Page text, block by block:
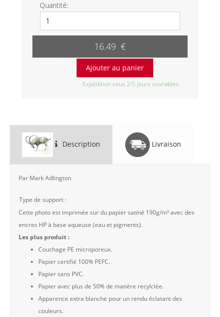
Quantité:
16.49 €
Expédition sous 2/5 jours ouvrables.
Description Livraison
Par Mark Adlington
Type de support :
Cette photo est imprimée sur du papier satiné 190g/m² avec des
encres HP à base aqueuse (eau et pigments).
Les plus produit :
Couchage PE microporeux.
Papier certifié 100% PEFC.
Papier sans PVC.
Papier avec plus de 50% de matière recylclée.
Apparence extra blanche pour un rendu éclatant des
couleurs.